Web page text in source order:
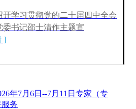
开学习贯彻党的二十届四中全会
委书记邵士清作主题宣
]
年7月6日--7月11日专家（专
务